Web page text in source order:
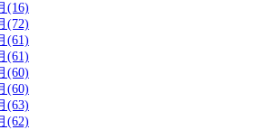
(16)
(72)
(61)
(61)
(60)
(60)
(63)
(62)